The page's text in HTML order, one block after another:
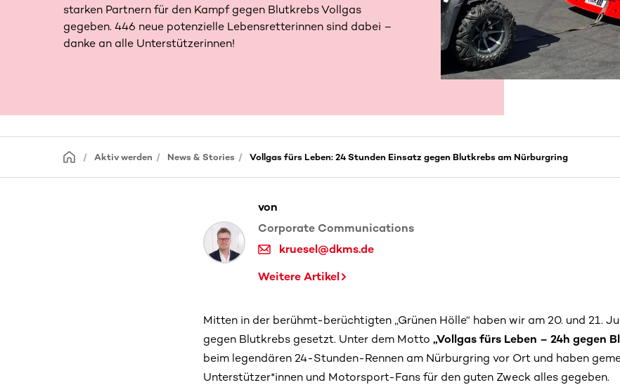
starken Partnern für den Kampf gegen Blutkrebs Vollgas
gegeben. 446 neue potenzielle Lebensretterinnen sind dabei –
danke an alle Unterstützerinnen!
Aktiv werden News & Stories Vollgas fürs Leben: 24 Stunden Einsatz gegen Blutkrebs am Nürburgring
von
Corporate Communications
kruesel@dkms.de
Weitere Artikel
Mitten in der berühmt-berüchtigten „Grünen Hölle“ haben wir am 20. und 21.
gegen Blutkrebs gesetzt. Unter dem Motto „Vollgas fürs Leben – 24h gegen
beim legendären 24-Stunden-Rennen am Nürburgring vor Ort und haben
Unterstützer*innen und Motorsport-Fans für den guten Zweck alles gegeben.